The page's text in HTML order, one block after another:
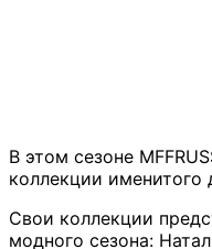
В этом сезоне
коллекции
Свои коллекции
модного сезона: